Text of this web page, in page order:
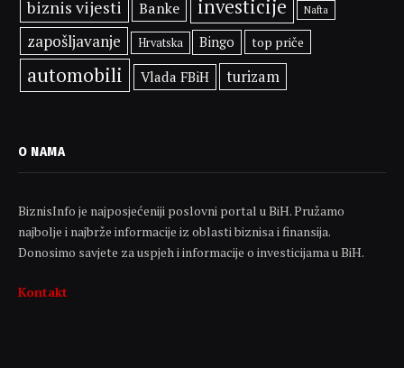
biznis vijesti Banke investicije Nafta
zapošljavanje Hrvatska Bingo top priče
automobili Vlada FBiH turizam
O NAMA
BiznisInfo je najposjećeniji poslovni portal u BiH. Pružamo
najbolje i najbrže informacije iz oblasti biznisa i finansija.
Donosimo savjete za uspjeh i informacije o investicijama u BiH.
Kontakt